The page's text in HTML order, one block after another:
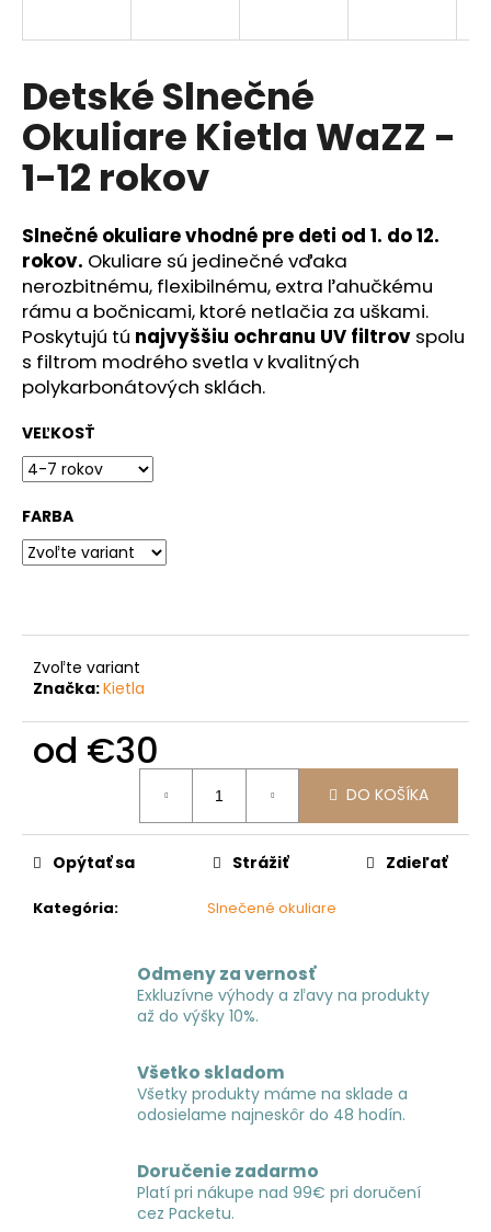
Detské Slnečné
Okuliare Kietla WaZZ -
1-12 rokov
Slnečné okuliare vhodné pre deti od 1. do 12.
rokov. Okuliare sú jedinečné vďaka
nerozbitnému, flexibilnému, extra ľahučkému
rámu a bočnicami, ktoré netlačia za uškami.
Poskytujú tú najvyššiu ochranu UV filtrov spolu
s filtrom modrého svetla v kvalitných
polykarbonátových sklách.
VEĽKOSŤ
FARBA
Zvoľte variant
Značka:Kietla
od €30
DO KOŠÍKA
Kategória: Slnečené okuliare
Opýtať sa Strážiť Zdieľať
Odmeny za vernosť
Exkluzívne výhody a zľavy na produkty
až do výšky 10%.
Všetko skladom
Všetky produkty máme na sklade a
odosielame najneskôr do 48 hodín.
Doručenie zadarmo
Platí pri nákupe nad 99€ pri doručení
cez Packetu.
s
ť
?
HĽADAŤ
O
d
p
o
r
ú
a
m
e